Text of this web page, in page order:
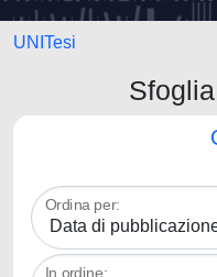
UNITesi
Ordina per:
In ordine: